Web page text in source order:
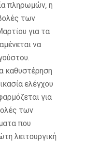
πληρωμών, η
των
για τα
να
καθυστέρηση
ελέγχου
για
των
που
λειτουργική